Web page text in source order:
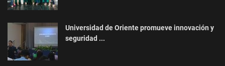
Universidad de Oriente promueve innovación y
seguridad ...